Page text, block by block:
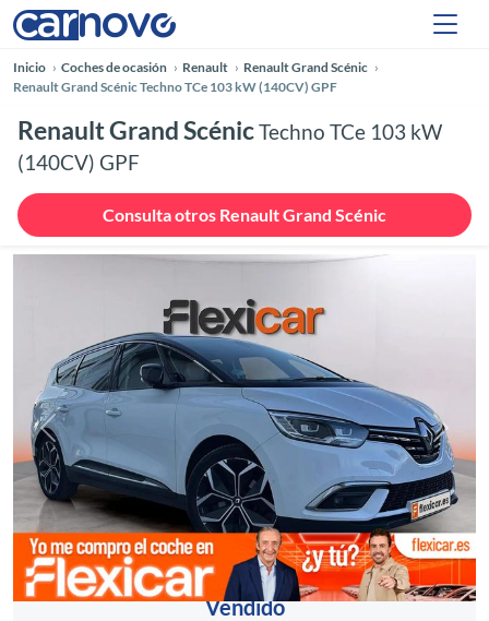
Inicio Coches de ocasión Renault
Renault Grand Scénic
Renault Grand Scénic Techno TCe 103 kW (140CV) GPF
Renault Grand ScénicTechno TCe 103 kW
(140CV) GPF
Consulta otros Renault Grand Scénic
Anterior
Vendido